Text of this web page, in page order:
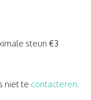
steun €3
niet te contacteren.